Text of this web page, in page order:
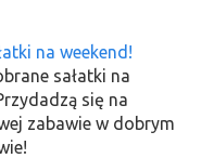
na weekend!
sałatki na
się na
zabawie w dobrym